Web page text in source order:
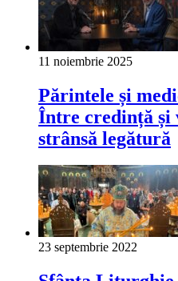
11 noiembrie 2025
Părintele și
Între credință și
strânsă legătură
23 septembrie 2022